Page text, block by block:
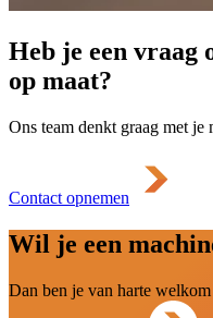
Heb je een vraag
op maat?
Ons team denkt graag met je
Contact opnemen
Wil je een
Dan ben je van harte